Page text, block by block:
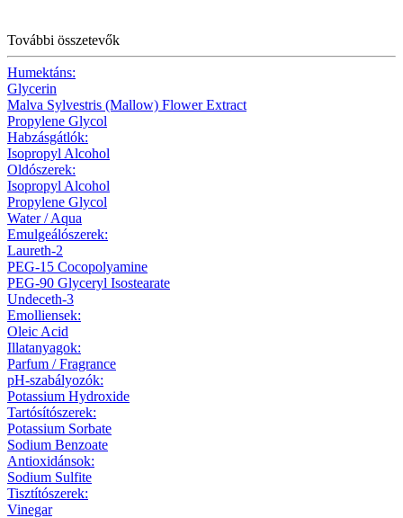
További összetevők
Humektáns:
Glycerin
Malva Sylvestris (Mallow) Flower Extract
Propylene Glycol
Habzásgátlók:
Isopropyl Alcohol
Oldószerek:
Isopropyl Alcohol
Propylene Glycol
Water / Aqua
Emulgeálószerek:
Laureth-2
PEG-15 Cocopolyamine
PEG-90 Glyceryl Isostearate
Undeceth-3
Emolliensek:
Oleic Acid
Illatanyagok:
Parfum / Fragrance
pH-szabályozók:
Potassium Hydroxide
Tartósítószerek:
Potassium Sorbate
Sodium Benzoate
Antioxidánsok:
Sodium Sulfite
Tisztítószerek:
Vinegar